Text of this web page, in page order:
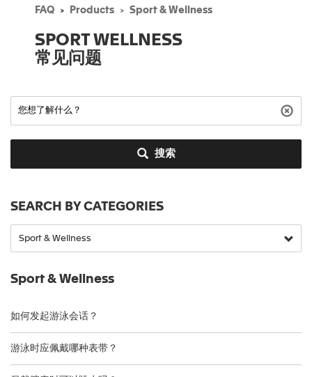
FAQ Products Sport & Wellness
SPORT WELLNESS
常见问题
搜索
SEARCH BY CATEGORIES
Sport & Wellness
如何发起游泳会话？
游泳时应佩戴哪种表带？